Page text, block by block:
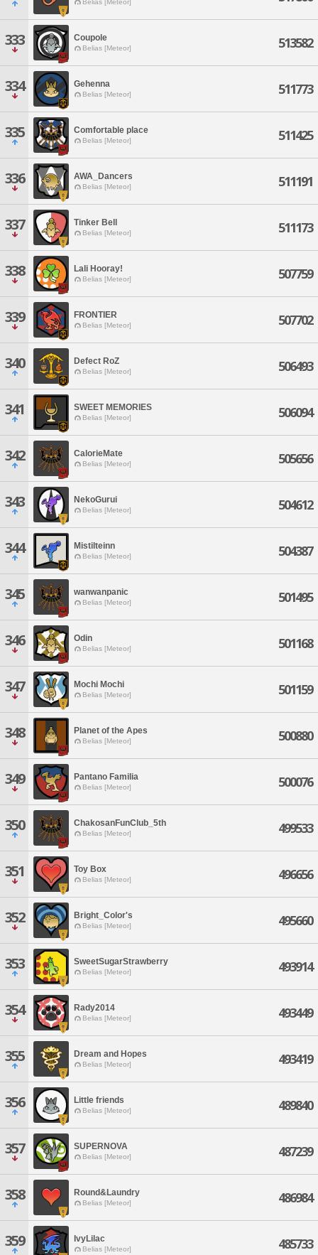
Belias [Meteor]
333 Coupole
Belias [Meteor] 513582
334 Gehenna
Belias [Meteor] 511773
335 Comfortable place
Belias [Meteor] 511425
336 AWA_Dancers
Belias [Meteor] 511191
337 Tinker Bell
Belias [Meteor] 511173
338 Lali Hooray!
Belias [Meteor] 507759
339 FRONTIER
Belias [Meteor] 507702
340 Defect RoZ
Belias [Meteor] 506493
341 SWEET MEMORIES
Belias [Meteor] 506094
342 CalorieMate
Belias [Meteor] 505656
343 NekoGurui
Belias [Meteor] 504612
344 Mistilteinn
Belias [Meteor] 504387
345 wanwanpanic
Belias [Meteor] 501495
346 Odin
Belias [Meteor] 501168
347 Mochi Mochi
Belias [Meteor] 501159
348 Planet of the Apes
Belias [Meteor] 500880
349 Pantano Familia
Belias [Meteor] 500076
350 ChakosanFunClub_5th
Belias [Meteor] 499533
351 Toy Box
Belias [Meteor] 496656
352 Bright_Color's
Belias [Meteor] 495660
353 SweetSugarStrawberry
Belias [Meteor] 493914
354 Rady2014
Belias [Meteor] 493449
355 Dream and Hopes
Belias [Meteor] 493419
356 Little friends
Belias [Meteor] 489840
357 SUPERNOVA
Belias [Meteor] 487239
358 Round&Laundry
Belias [Meteor] 486984
359 IvyLilac
Belias [Meteor] 485733